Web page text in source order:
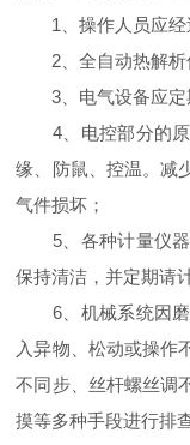
1、操作人员应经
2、全自动热解析
3、电气设备应定
4、电控部分的原
缘、防鼠、控温。减
气件损坏；
5、各种计量仪器
保持清洁，并定期请
6、机械系统因磨
入异物、松动或操作
不同步、丝杆螺丝调
摸等多种手段进行排